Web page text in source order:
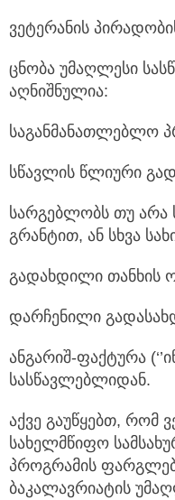
ვეტერანის
ცნობა უმაღლესი
აღნიშნულია:
საგანმანათლებლო
სწავლის წლიური
სარგებლობს თუ არა
გრანტით, ან სხვა
გადახდილი თანხის
დარჩენილი
ანგარიშ-ფაქტურა
სასწავლებლიდან.
აქვე გაუწყებთ, რომ
სახელმწიფო
პროგრამის
ბაკალავრიატის